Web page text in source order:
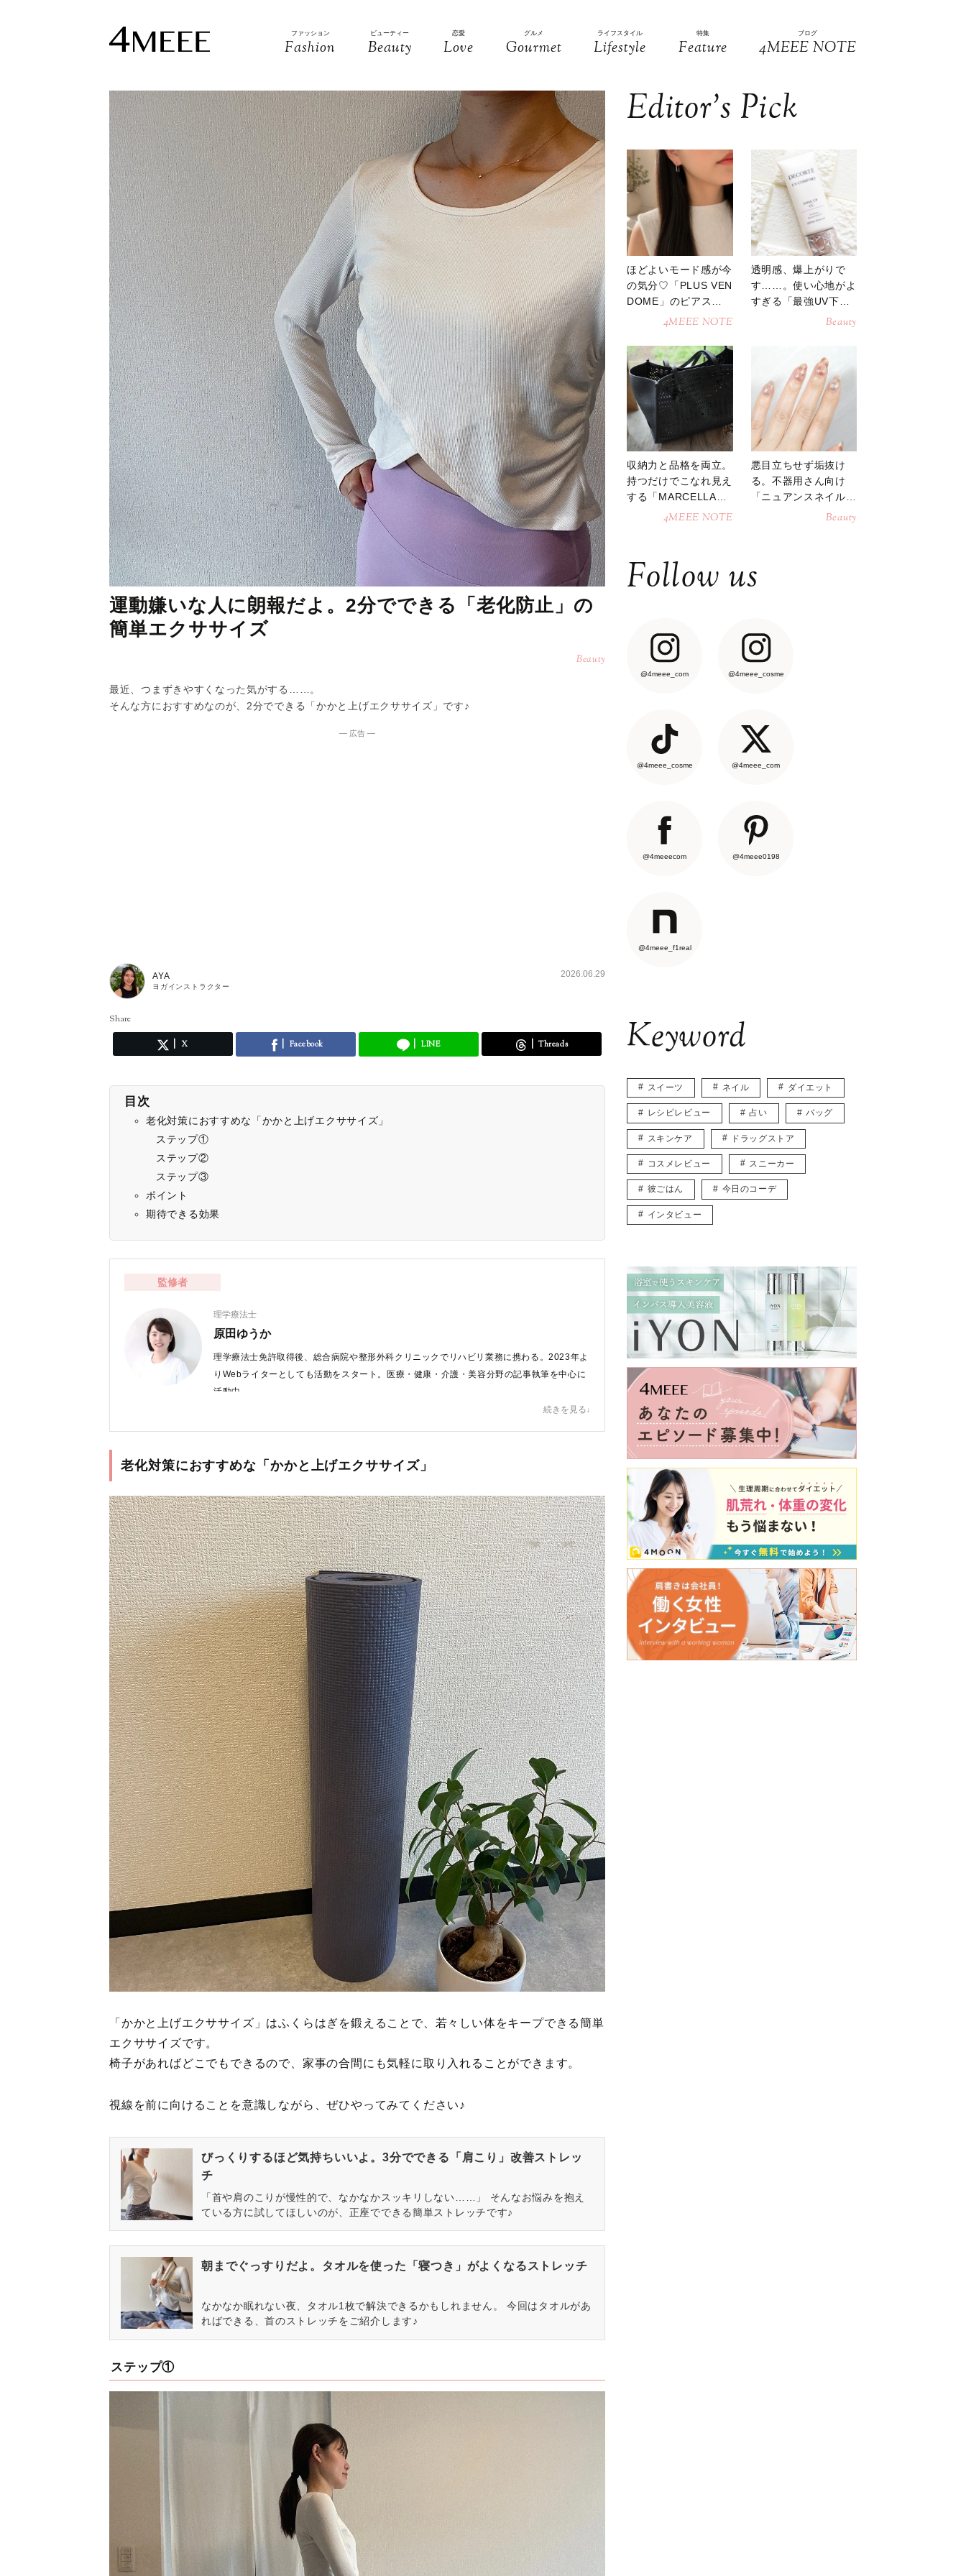
ファッション
Fashion
ビューティー
Beauty
恋愛
Love
グルメ
Gourmet
ライフスタイル
Lifestyle
特集
Feature
ブログ
4MEEE NOTE
運動嫌いな人に朗報だよ。2分でできる「老化防止」の
簡単エクササイズ
Beauty
最近、つまずきやすくなった気がする……。
そんな方におすすめなのが、2分でできる「かかと上げエクササイズ」です♪
― 広告 ―
AYA
ヨガインストラクター
2026.06.29
Share
X Facebook LINE Threads
目次
老化対策におすすめな「かかと上げエクササイズ」
ステップ①
ステップ②
ステップ③
ポイント
期待できる効果
監修者
理学療法士
原田ゆうか
理学療法士免許取得後、総合病院や整形外科クリニックでリハビリ業務に携わる。2023年よ
りWebライターとしても活動をスタート。医療・健康・介護・美容分野の記事執筆を中心に
活動中。
記事を読んだ方が、からだに関する情報を正しく理解し、明日からの行動を変える後押しが
続きを見る
老化対策におすすめな「かかと上げエクササイズ」
「かかと上げエクササイズ」はふくらはぎを鍛えることで、若々しい体をキープできる簡単
エクササイズです。
椅子があればどこでもできるので、家事の合間にも気軽に取り入れることができます。
視線を前に向けることを意識しながら、ぜひやってみてください♪
びっくりするほど気持ちいいよ。3分でできる「肩こり」改善ストレッ
チ
「首や肩のこりが慢性的で、なかなかスッキリしない……」 そんなお悩みを抱え
ている方に試してほしいのが、正座でできる簡単ストレッチです♪
朝までぐっすりだよ。タオルを使った「寝つき」がよくなるストレッチ
なかなか眠れない夜、タオル1枚で解決できるかもしれません。 今回はタオルがあ
ればできる、首のストレッチをご紹介します♪
ステップ①
Editor’s Pick
ほどよいモード感が今
の気分♡「PLUS VEN
DOME」のピアスが
4MEEE NOTE
透明感、爆上がりで
す……。使い心地がよ
すぎる「最強UV下
Beauty
収納力と品格を両立。
持つだけでこなれ見え
する「MARCELLAト
ートバッグ」4MEEE NOTE
悪目立ちせず垢抜け
る。不器用さん向け
「ニュアンスネイル」
Beauty
Follow us
@4meee_com @4meee_cosme
@4meee_cosme @4meee_com
@4meeecom @4meee0198
@4meee_f1real
Keyword
スイーツ ネイル ダイエット
レシピレビュー 占い バッグ
スキンケア ドラッグストア
コスメレビュー スニーカー
彼ごはん 今日のコーデ
インタビュー